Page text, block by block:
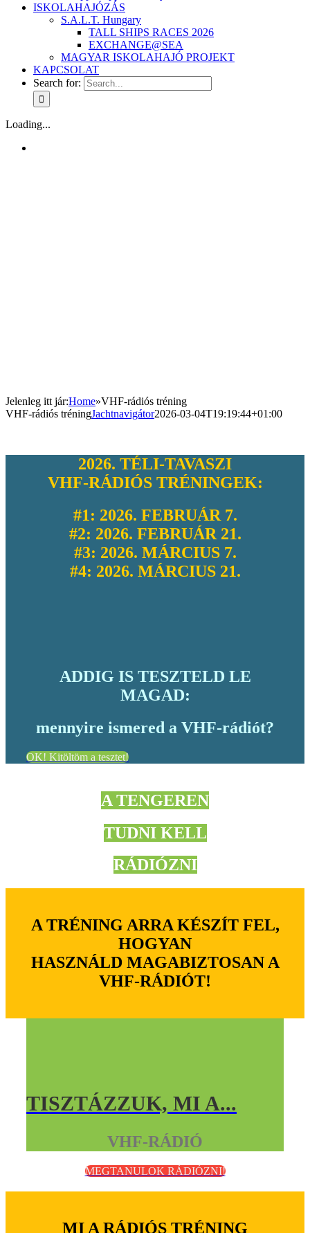
ISKOLAHAJÓZÁS
S.A.L.T. Hungary
TALL SHIPS RACES 2026
EXCHANGE@SEA
MAGYAR ISKOLAHAJÓ PROJEKT
KAPCSOLAT
Search for:
Loading...
Jelenleg itt jár:Home»VHF-rádiós tréning
VHF-rádiós tréningJachtnavigátor2026-03-04T19:19:44+01:00
2026. TÉLI-TAVASZI
VHF-RÁDIÓS TRÉNINGEK:
#1: 2026. FEBRUÁR 7.
#2: 2026. FEBRUÁR 21.
#3: 2026. MÁRCIUS 7.
#4: 2026. MÁRCIUS 21.
ADDIG IS TESZTELD LE
MAGAD:
mennyire ismered a VHF-rádiót?
OK! Kitöltöm a tesztet!
A TENGEREN
TUDNI KELL
RÁDIÓZNI
A TRÉNING ARRA KÉSZÍT FEL,
HOGYAN
HASZNÁLD MAGABIZTOSAN A
VHF-RÁDIÓT!
TISZTÁZZUK, MI A...
VHF-RÁDIÓ
MEGTANULOK RÁDIÓZNI!
MI A RÁDIÓS TRÉNING